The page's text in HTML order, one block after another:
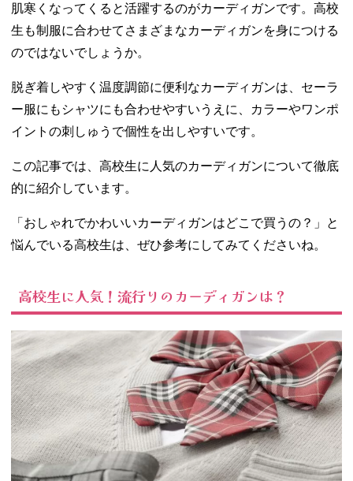
気！流行りのカ
ーディガンは？
− 大きめゆ
ディガン
− ライン入
りスクール
カーディガ
ン
− ケーブル
編みカーデ
ィガン
− ツイード
風カーディ
− パステル
− アーガイ
ル柄カーデ
ィガン
− レオパー
ド柄カーデ
ィガン
02. 高校生のカー
ディガンはどこ
肌寒くなってくると活躍するのがカーディガンです。高校
生も制服に合わせてさまざまなカーディガンを身につける
のではないでしょうか。
脱ぎ着しやすく温度調節に便利なカーディガンは、セーラ
ー服にもシャツにも合わせやすいうえに、カラーやワンポ
イントの刺しゅうで個性を出しやすいです。
この記事では、高校生に人気のカーディガンについて徹底
的に紹介しています。
「おしゃれでかわいいカーディガンはどこで買うの？」と
悩んでいる高校生は、ぜひ参考にしてみてくださいね。
高校生に人気！流行りのカーディガンは？